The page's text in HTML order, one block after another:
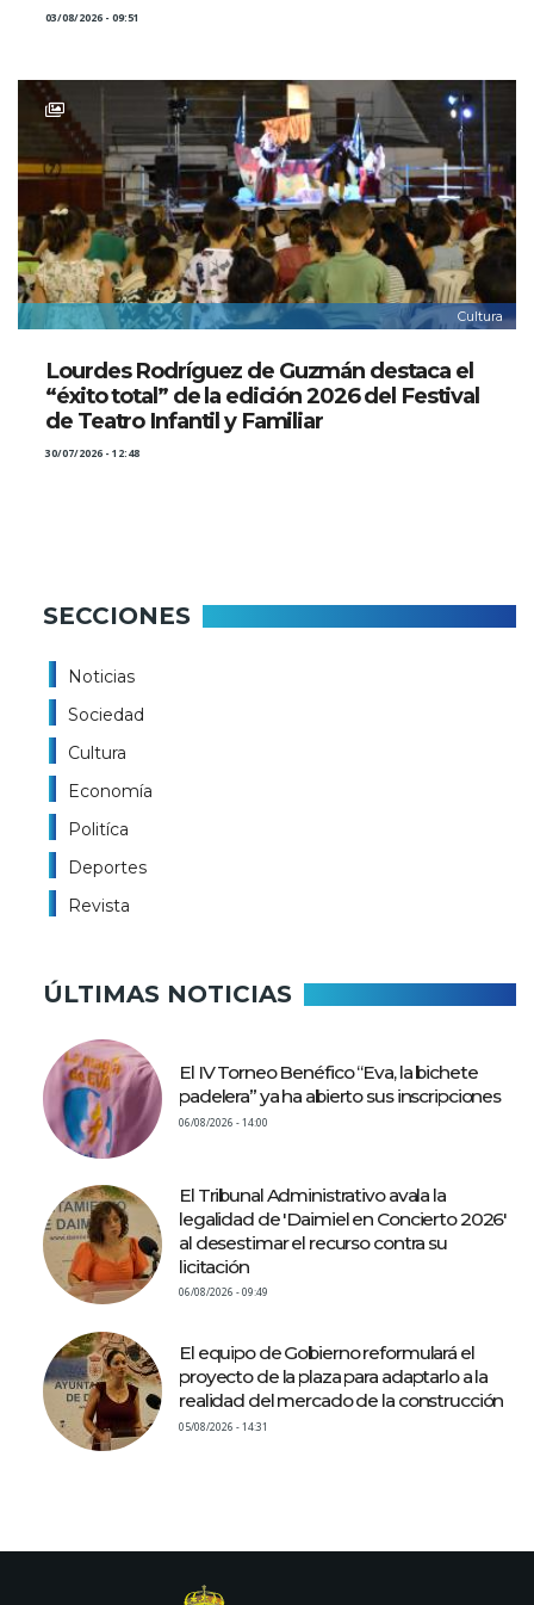
03/08/2026 - 09:51
Cultura
Lourdes Rodríguez de Guzmán destaca el
“éxito total” de la edición 2026 del Festival
de Teatro Infantil y Familiar
30/07/2026 - 12:48
SECCIONES
Noticias
Sociedad
Cultura
Economía
Politíca
Deportes
Revista
ÚLTIMAS NOTICIAS
El IV Torneo Benéfico “Eva, la bichete
padelera” ya ha abierto sus inscripciones
06/08/2026 - 14:00
El Tribunal Administrativo avala la
legalidad de 'Daimiel en Concierto 2026'
al desestimar el recurso contra su
licitación
06/08/2026 - 09:49
El equipo de Gobierno reformulará el
proyecto de la plaza para adaptarlo a la
realidad del mercado de la construcción
05/08/2026 - 14:31